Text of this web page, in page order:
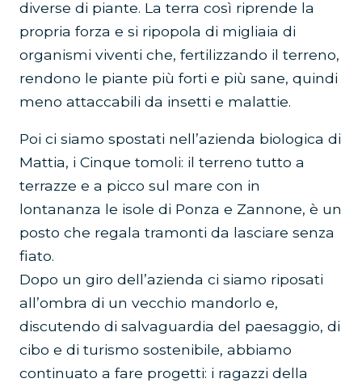
diverse di piante. La terra così riprende la
propria forza e si ripopola di migliaia di
organismi viventi che, fertilizzando il terreno,
rendono le piante più forti e più sane, quindi
meno attaccabili da insetti e malattie.
Poi ci siamo spostati nell’azienda biologica di
Mattia, i Cinque tomoli: il terreno tutto a
terrazze e a picco sul mare con in
lontananza le isole di Ponza e Zannone, è un
posto che regala tramonti da lasciare senza
fiato.
Dopo un giro dell’azienda ci siamo riposati
all’ombra di un vecchio mandorlo e,
discutendo di salvaguardia del paesaggio, di
cibo e di turismo sostenibile, abbiamo
continuato a fare progetti: i ragazzi della